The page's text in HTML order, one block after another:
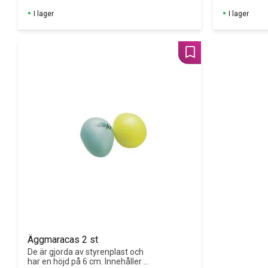
kastanjetter, 2 par claves, 1 stor
I lager I lager
Äggmaracas 2 st
De är gjorda av styrenplast och
har en höjd på 6 cm. Innehåller
Lägg till i favoriter